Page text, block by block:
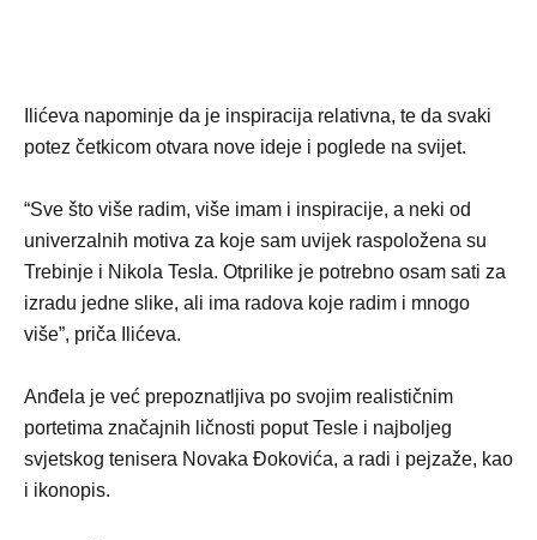
Ilićeva napominje da je inspiracija relativna, te da svaki
potez četkicom otvara nove ideje i poglede na svijet.
“Sve što više radim, više imam i inspiracije, a neki od
univerzalnih motiva za koje sam uvijek raspoložena su
Trebinje i Nikola Tesla. Otprilike je potrebno osam sati za
izradu jedne slike, ali ima radova koje radim i mnogo
više”, priča Ilićeva.
Anđela je već prepoznatljiva po svojim realističnim
portetima značajnih ličnosti poput Tesle i najboljeg
svjetskog tenisera Novaka Đokovića, a radi i pejzaže, kao
i ikonopis.